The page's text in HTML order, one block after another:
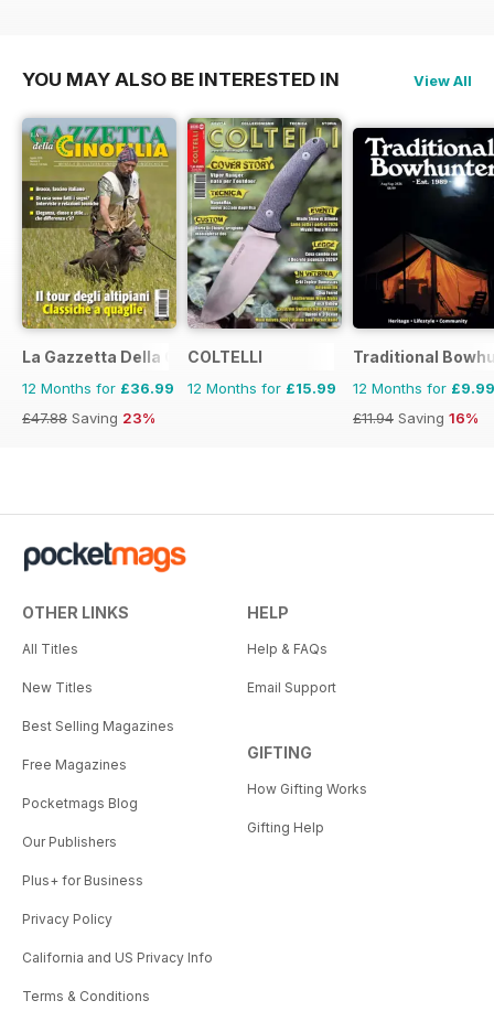
YOU MAY ALSO BE INTERESTED IN View All
La Gazzetta Della Cinofilia Venatoria
12 Months for £36.99
£47.88 Saving 23%
COLTELLI
12 Months for £15.99
Traditional
12 Months for £9.99
£11.94 Saving 16%
OTHER LINKS
All Titles
New Titles
Best Selling Magazines
Free Magazines
Pocketmags Blog
Our Publishers
Plus+ for Business
Privacy Policy
California and US Privacy Info
Terms & Conditions
HELP
Help & FAQs
Email Support
GIFTING
How Gifting Works
Gifting Help